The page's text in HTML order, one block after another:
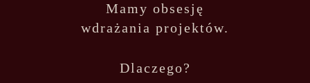
Mamy obsesję
wdrażania projektów.
Dlaczego?